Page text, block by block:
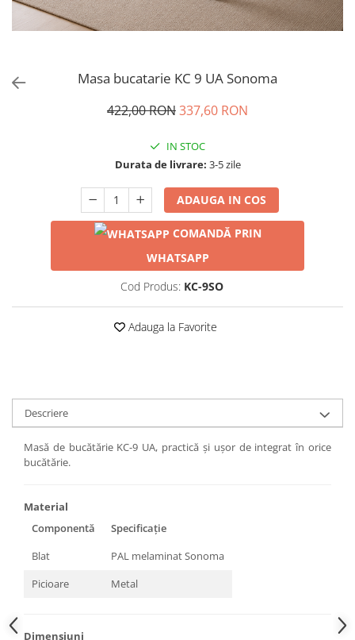
Masa bucatarie KC 9 UA Sonoma
422,00 RON337,60 RON
IN STOC
Durata de livrare: 3-5 zile
ADAUGA IN COS
COMANDĂ PRIN
WHATSAPP
Cod Produs: KC-9SO
Adauga la Favorite
Descriere
Masă de bucătărie KC-9 UA, practică și ușor de integrat în orice
bucătărie.
Material
Componentă
Specificație
Blat
PAL melaminat Sonoma
Picioare
Metal
Dimensiuni